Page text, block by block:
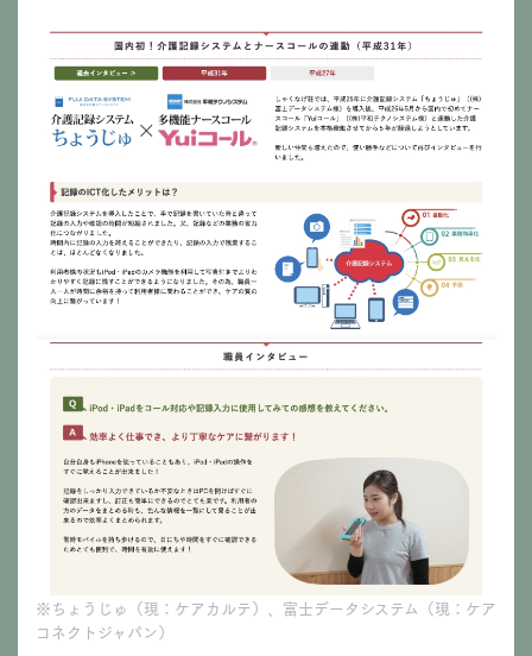
※ちょうじゅ（現：ケアカルテ）、富士データシステム（現：ケア
コネクトジャパン）